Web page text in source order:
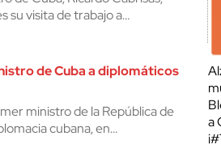
su visita de trabajo a…
de Cuba a diplomáticos
ministro de la República de
cubana, en…
a